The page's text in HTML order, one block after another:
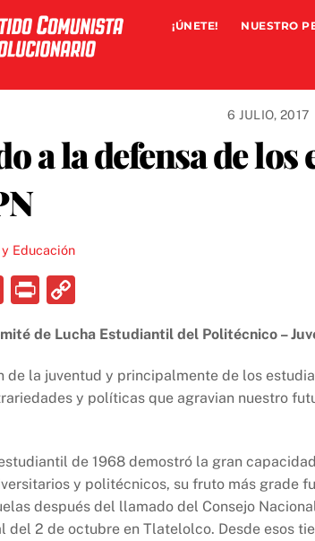
¡ÚNETE! NUESTRO
6 JULIO, 2017
a la defensa de
Educación
W
at
s
A
p
P
nt p
y
Li
k
de Lucha Estudiantil del Politécnico –
de la juventud y principalmente de los
y políticas que agravian nuestro
de 1968 demostró la gran
y politécnicos, su fruto más grade
después del llamado del Consejo
del 2 de octubre en Tlatelolco. Desde esos